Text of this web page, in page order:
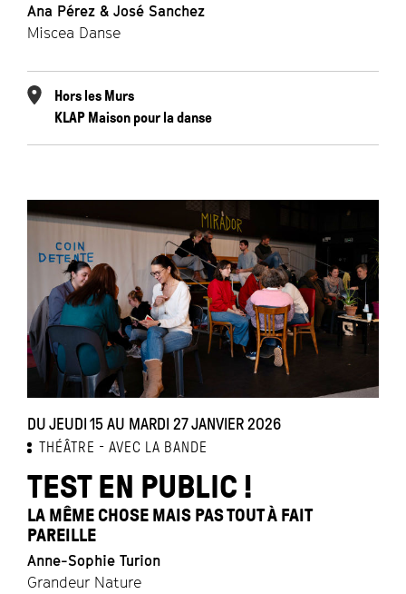
Ana Pérez & José Sanchez
Miscea Danse
Hors les Murs
KLAP Maison pour la danse
DU JEUDI 15 AU MARDI 27 JANVIER 2026
THÉÂTRE AVEC LA BANDE
TEST EN PUBLIC !
LA MÊME CHOSE MAIS PAS TOUT À FAIT
PAREILLE
Anne-Sophie Turion
Grandeur Nature